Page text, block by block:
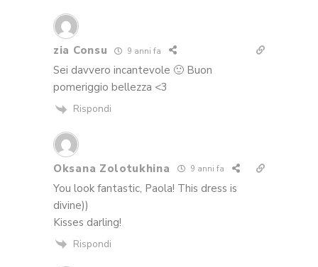
zia Consu 9 anni fa
Sei davvero incantevole 🙂 Buon
pomeriggio bellezza <3
Rispondi
Oksana Zolotukhina 9 anni fa
You look fantastic, Paola! This dress is
divine))
Kisses darling!
Rispondi